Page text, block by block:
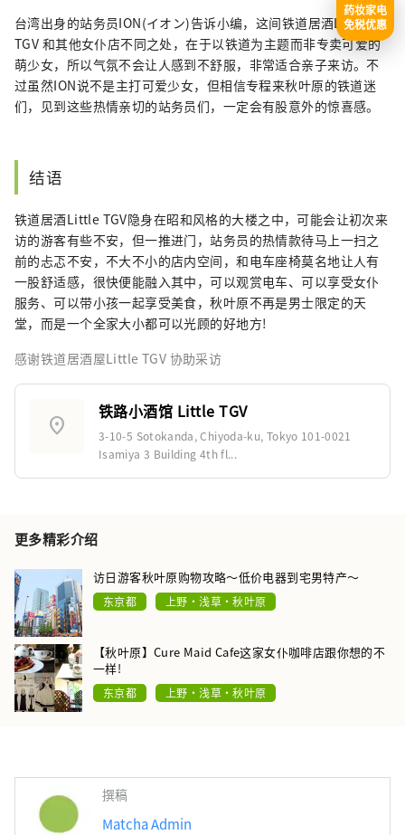
台湾出身的站务员ION(イオン)告诉小编，这间铁道居酒Little
TGV 和其他女仆店不同之处，在于以铁道为主题而非专卖可爱的
萌少女，所以气氛不会让人感到不舒服，非常适合亲子来访。不
过虽然ION说不是主打可爱少女，但相信专程来秋叶原的铁道迷
们，见到这些热情亲切的站务员们，一定会有股意外的惊喜感。
结语
铁道居酒Little TGV隐身在昭和风格的大楼之中，可能会让初次来
访的游客有些不安，但一推进门，站务员的热情款待马上一扫之
前的忐忑不安，不大不小的店内空间，和电车座椅莫名地让人有
一股舒适感，很快便能融入其中，可以观赏电车、可以享受女仆
服务、可以带小孩一起享受美食，秋叶原不再是男士限定的天
堂，而是一个全家大小都可以光顾的好地方!
感谢铁道居酒屋Little TGV 协助采访
location_on
铁路小酒馆 Little TGV
3-10-5 Sotokanda, Chiyoda-ku, Tokyo 101-0021
Isamiya 3 Building 4th fl...
更多精彩介绍
访日游客秋叶原购物攻略〜低价电器到宅男特产〜
东京都 上野・浅草・秋叶原
【秋叶原】Cure Maid Cafe这家女仆咖啡店跟你想的不
一样!
东京都 上野・浅草・秋叶原
撰稿
Matcha Admin
药妆家电
免税优惠